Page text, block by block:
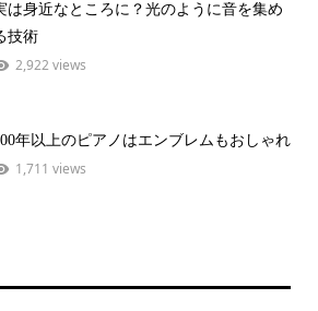
は身近なところに？光のように音を集め
技術
2,922 views
年以上のピアノはエンブレムもおしゃれ
1,711 views